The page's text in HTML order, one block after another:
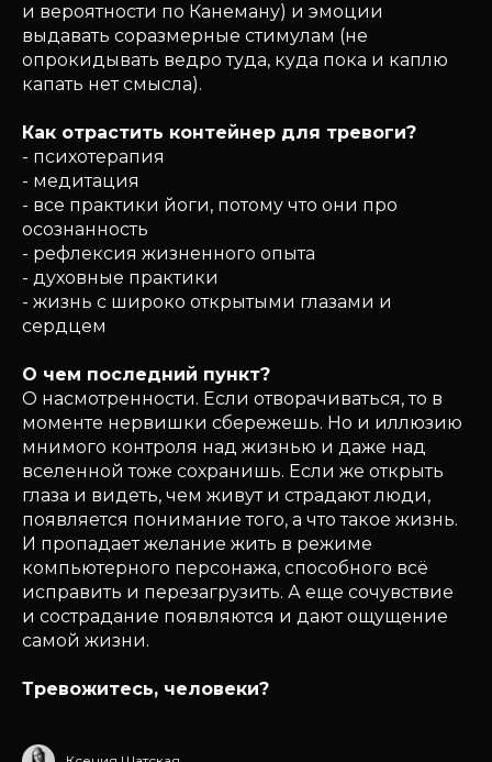
и вероятности по Канеману) и эмоции
выдавать соразмерные стимулам (не
опрокидывать ведро туда, куда пока и каплю
капать нет смысла).
Как отрастить контейнер для тревоги?
- психотерапия
- медитация
- все практики йоги, потому что они про
осознанность
- рефлексия жизненного опыта
- духовные практики
- жизнь с широко открытыми глазами и
сердцем
О чем последний пункт?
О насмотренности. Если отворачиваться, то в
моменте нервишки сбережешь. Но и иллюзию
мнимого контроля над жизнью и даже над
вселенной тоже сохранишь. Если же открыть
глаза и видеть, чем живут и страдают люди,
появляется понимание того, а что такое жизнь.
И пропадает желание жить в режиме
компьютерного персонажа, способного всё
исправить и перезагрузить. А еще сочувствие
и сострадание появляются и дают ощущение
самой жизни.
Тревожитесь, человеки?